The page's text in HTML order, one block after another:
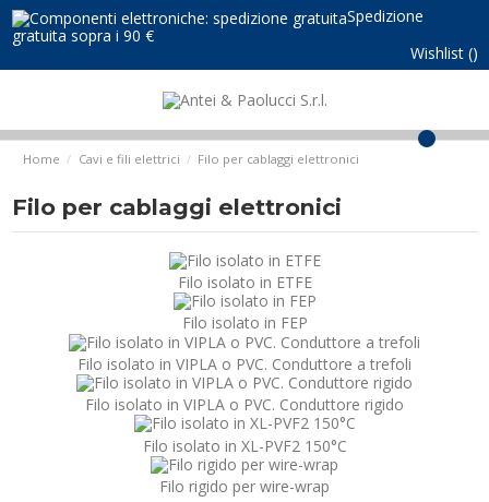
Spedizione
gratuita sopra i 90 €
Wishlist ()
Home
Cavi e fili elettrici Filo per cablaggi elettronici
Filo per cablaggi elettronici
Filo isolato in ETFE
Filo isolato in FEP
Filo isolato in VIPLA o PVC. Conduttore a trefoli
Filo isolato in VIPLA o PVC. Conduttore rigido
Filo isolato in XL-PVF2 150°C
Filo rigido per wire-wrap